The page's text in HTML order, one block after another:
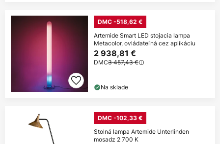
DMC -518,62 €
Artemide Smart LED stojacia lampa
Metacolor, ovládateľná cez aplikáciu
2 938,81 €
DMC3 457,43 €
Na sklade
DMC -102,33 €
Stolná lampa Artemide Unterlinden
mosadz 2 700 K